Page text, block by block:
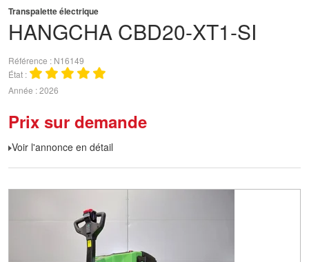
HANGCHA CBD20-XT1-SI
Transpalette électrique
Référence
N16149
État
Année 2026
Prix sur demande
Voir l'annonce en détail